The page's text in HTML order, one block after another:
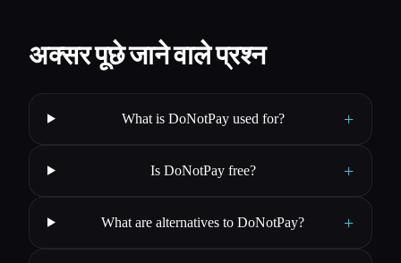
अक्सर पूछे जाने वाले प्रश्न
What is DoNotPay used for? +
Is DoNotPay free? +
What are alternatives to DoNotPay? +